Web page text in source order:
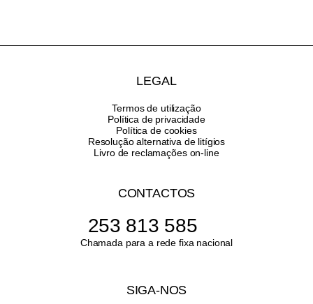
LEGAL
Termos de utilização
Política de privacidade
Política de cookies
Resolução alternativa de litígios
Livro de reclamações on-line
CONTACTOS
253 813 585
Chamada para a rede fixa nacional
SIGA-NOS